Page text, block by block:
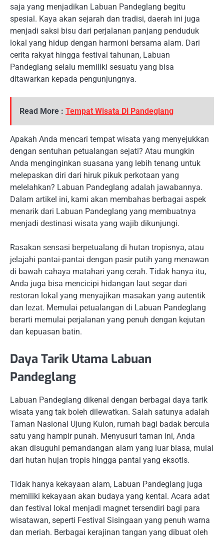
saja yang menjadikan Labuan Pandeglang begitu
spesial. Kaya akan sejarah dan tradisi, daerah ini juga
menjadi saksi bisu dari perjalanan panjang penduduk
lokal yang hidup dengan harmoni bersama alam. Dari
cerita rakyat hingga festival tahunan, Labuan
Pandeglang selalu memiliki sesuatu yang bisa
ditawarkan kepada pengunjungnya.
Read More :Tempat Wisata Di Pandeglang
Apakah Anda mencari tempat wisata yang menyejukkan
dengan sentuhan petualangan sejati? Atau mungkin
Anda menginginkan suasana yang lebih tenang untuk
melepaskan diri dari hiruk pikuk perkotaan yang
melelahkan? Labuan Pandeglang adalah jawabannya.
Dalam artikel ini, kami akan membahas berbagai aspek
menarik dari Labuan Pandeglang yang membuatnya
menjadi destinasi wisata yang wajib dikunjungi.
Rasakan sensasi berpetualang di hutan tropisnya, atau
jelajahi pantai-pantai dengan pasir putih yang menawan
di bawah cahaya matahari yang cerah. Tidak hanya itu,
Anda juga bisa mencicipi hidangan laut segar dari
restoran lokal yang menyajikan masakan yang autentik
dan lezat. Memulai petualangan di Labuan Pandeglang
berarti memulai perjalanan yang penuh dengan kejutan
dan kepuasan batin.
Daya Tarik Utama Labuan
Pandeglang
Labuan Pandeglang dikenal dengan berbagai daya tarik
wisata yang tak boleh dilewatkan. Salah satunya adalah
Taman Nasional Ujung Kulon, rumah bagi badak bercula
satu yang hampir punah. Menyusuri taman ini, Anda
akan disuguhi pemandangan alam yang luar biasa, mulai
dari hutan hujan tropis hingga pantai yang eksotis.
Tidak hanya kekayaan alam, Labuan Pandeglang juga
memiliki kekayaan akan budaya yang kental. Acara adat
dan festival lokal menjadi magnet tersendiri bagi para
wisatawan, seperti Festival Sisingaan yang penuh warna
dan meriah. Berbagai kerajinan tangan yang dibuat oleh